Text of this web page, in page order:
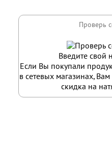
Введите свой
Если Вы покупали
в сетевых магазинах,
скидка на